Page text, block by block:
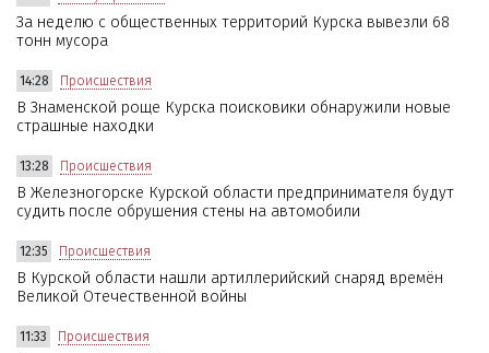
За неделю с общественных территорий Курска вывезли 68
тонн мусора
14:28 Происшествия
В Знаменской роще Курска поисковики обнаружили новые
страшные находки
13:28 Происшествия
В Железногорске Курской области предпринимателя будут
судить после обрушения стены на автомобили
12:35 Происшествия
В Курской области нашли артиллерийский снаряд времён
Великой Отечественной войны
11:33 Происшествия